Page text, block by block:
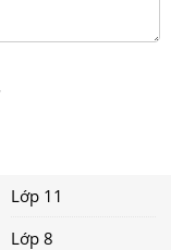
Lớp 11
Lớp 8